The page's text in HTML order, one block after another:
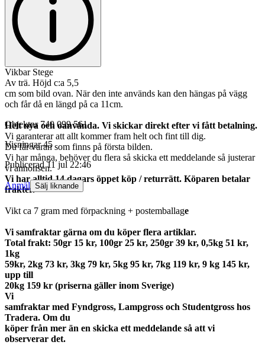
Vikbar Stege
Av trä. Höjd c:a 5,5
cm som bild ovan. När den inte används kan den hängas på vägg
och får då en längd på ca 11cm.
Helt nya och oanvända. Vi skickar direkt efter vi fått betalning.
Vi garanterar att allt kommer fram helt och fint till dig.
Du får varan som finns på första bilden.
Vi har många, behöver du flera så skicka ett meddelande så justerar
vi annonsen.
Vi har alltid 14 dagars öppet köp / returrätt. Köparen betalar
frakter.
Vikt ca 7 gram med förpackning + postemballage
Vi samfraktar gärna om du köper flera artiklar.
Total frakt: 50gr 15 kr, 100gr 25 kr, 250gr 39 kr, 0,5kg 51 kr,
1kg
59kr, 2kg 73 kr, 3kg 79 kr, 5kg 95 kr, 7kg 119 kr, 9 kg 145 kr,
upp till
20kg 159 kr (priserna gäller inom Sverige)
Vi
samfraktar med Fyndgross, Lampgross och Studentgross hos
Tradera. Om du
köper från mer än en skicka ett meddelande så att vi
observerar det.
Objektnr 740 099 561
Visningar 45
Publicerad 11 jul 22:46
Anmäl Sälj liknande